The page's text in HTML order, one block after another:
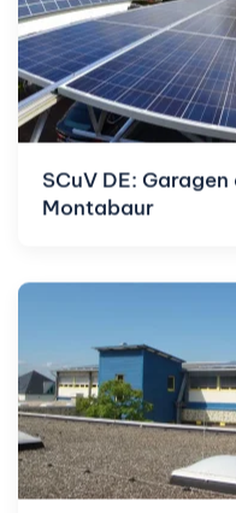
SCuV DE:
Montabaur